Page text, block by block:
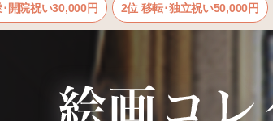
開院祝い30,000円 2位 移転･独立祝い50,000円